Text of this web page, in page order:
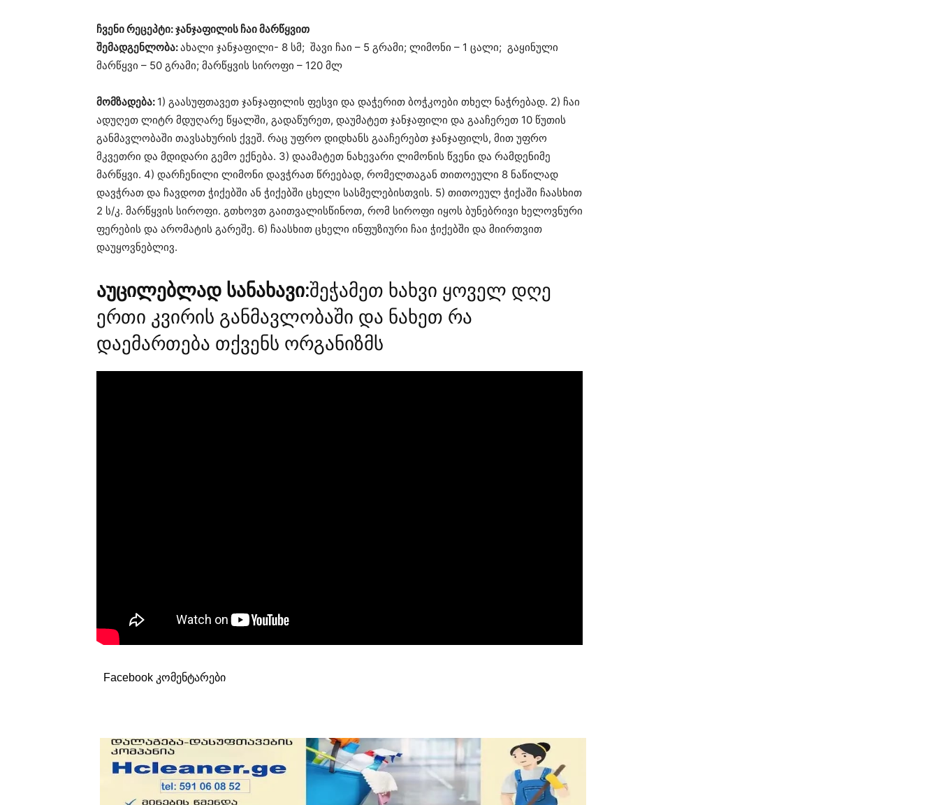
ჩვენი რეცეპტი: ჯანჯაფილის ჩაი მარწყვით
შემადგენლობა:ახალი ჯანჯაფილი- 8 სმ; შავი ჩაი – 5 გრამი; ლიმონი – 1 ცალი; გაყინული
მარწყვი – 50 გრამი; მარწყვის სიროფი – 120 მლ
მომზადება: 1) გაასუფთავეთ ჯანჯაფილის ფესვი და დაჭერით ბოჭკოები თხელ ნაჭრებად. 2) ჩაი
ადუღეთ ლიტრ მდუღარე წყალში, გადაწურეთ, დაუმატეთ ჯანჯაფილი და გააჩერეთ 10 წუთის
განმავლობაში თავსახურის ქვეშ. რაც უფრო დიდხანს გააჩერებთ ჯანჯაფილს, მით უფრო
მკვეთრი და მდიდარი გემო ექნება. 3) დაამატეთ ნახევარი ლიმონის წვენი და რამდენიმე
მარწყვი. 4) დარჩენილი ლიმონი დავჭრათ წრეებად, რომელთაგან თითოეული 8 ნაწილად
დავჭრათ და ჩავდოთ ჭიქებში ან ჭიქებში ცხელი სასმელებისთვის. 5) თითოეულ ჭიქაში ჩაასხით
2 ს/კ. მარწყვის სიროფი. გთხოვთ გაითვალისწინოთ, რომ სიროფი იყოს ბუნებრივი ხელოვნური
ფერების და არომატის გარეშე. 6) ჩაასხით ცხელი ინფუზიური ჩაი ჭიქებში და მიირთვით
დაუყოვნებლივ.
აუცილებლად სანახავი:შეჭამეთ ხახვი ყოველ დღე
ერთი კვირის განმავლობაში და ნახეთ რა
დაემართება თქვენს ორგანიზმს
Facebook კომენტარები